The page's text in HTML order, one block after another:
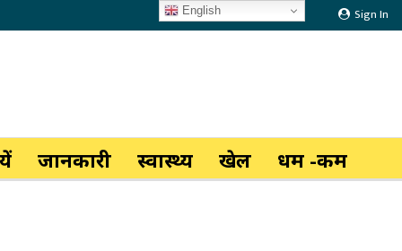
Sign In
जानकारी स्वास्थ्य खेल धर्म -कर्म
English